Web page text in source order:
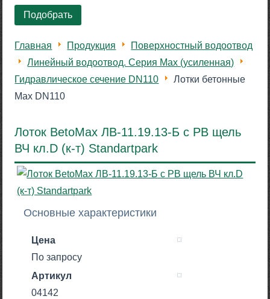
Главная Продукция
Поверхностный водоотвод
Линейный водоотвод. Серия Max (усиленная)
Гидравлическое сечение DN110
Лотки бетонные
Max DN110
Лоток BetoMax ЛВ-11.19.13-Б с РВ щель
ВЧ кл.D (к-т) Standartpark
Основные характеристики
Цена
По запросу
Артикул
04142